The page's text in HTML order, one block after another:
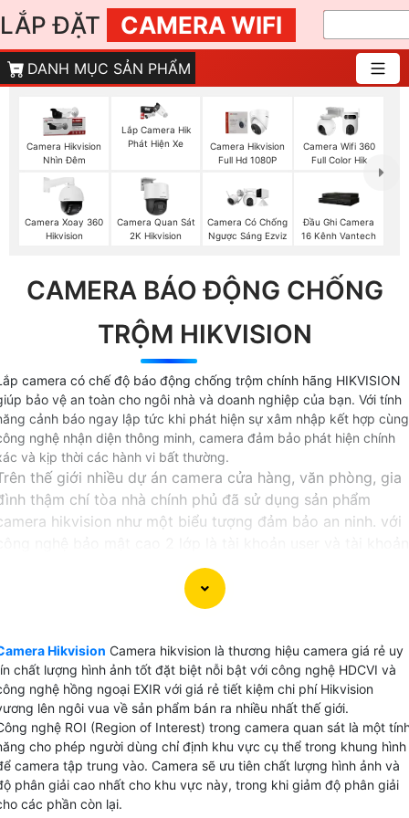
LẮP ĐẶT CAMERA WIFI
DANH MỤC SẢN PHẨM
Camera Hikvision
Nhìn Đêm
Lắp Camera Hik
Phát Hiện Xe
Camera Hikvision
Full Hd 1080P
Camera Wifi 360
Full Color Hik
Camera Xoay 360
Hikvision
Camera Quan Sát
2K Hikvision
Camera Có Chống
Ngược Sáng Ezviz
Đầu Ghi Camera
16 Kênh Vantech
CAMERA BÁO ĐỘNG CHỐNG
TRỘM HIKVISION
camera có chế độ báo động chống trộm chính hãng HIKVISION
bảo vệ an toàn cho ngôi nhà và doanh nghiệp của bạn. Với tính
cảnh báo ngay lập tức khi phát hiện sự xâm nhập kết hợp cùng
nghệ nhận diện thông minh, camera đảm bảo phát hiện chính
và kịp thời các hành vi bất thường.
thế giới nhiều dự án camera cửa hàng, văn phòng, gia
thậm chí tòa nhà chính phủ đã sử dụng sản phẩm
hikvision như một biểu tượng đảm bảo an ninh. với
bị giúp hệ thống camera bảo mật hơn an toàn hơn.
Việt Nam tuy không có văn phòng đại diện chính thức
sản phẩm camera này trong đó An Thành Phát là đơn
lắp camera Hikvision uy tín với hơn 13 năm phân phối và
đặt.
CAMERA HIKVISION GIÁ RẺ NÊN DÙNG
Camera hikvision sản xuất rất nhiêu tuy nhiên để chọn
Hikvision Camera hikvision là thương hiệu camera giá rẻ uy
chất lượng hình ảnh tốt đặt biệt nỗi bật với công nghệ HDCVI và
nghệ hồng ngoại EXIR với giá rẻ tiết kiệm chi phí Hikvision
lên ngôi vua về sản phẩm bán ra nhiều nhất thế giới.
nghệ ROI (Region of Interest) trong camera quan sát là một
cho phép người dùng chỉ định khu vực cụ thể trong khung hình
camera tập trung vào. Camera sẽ ưu tiên chất lượng hình ảnh và
phân giải cao nhất cho khu vực này, trong khi giảm độ phân giải
các phần còn lại.